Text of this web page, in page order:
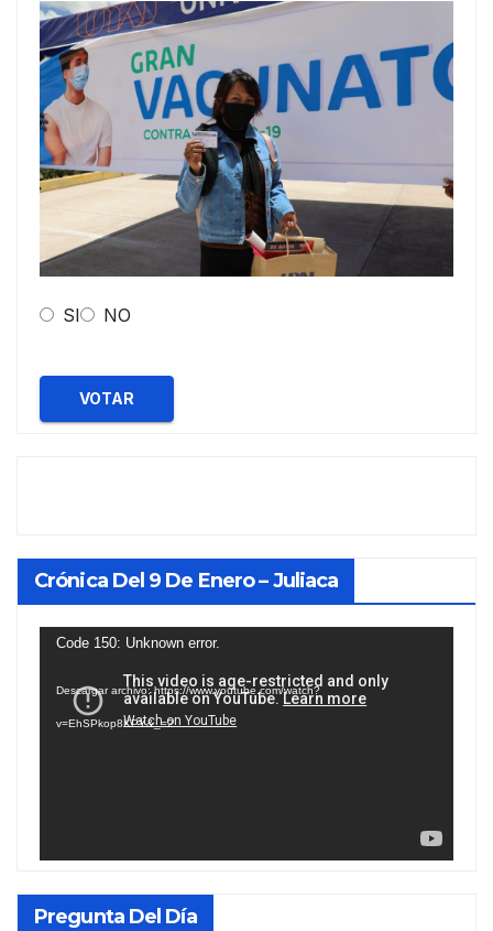
SI NO
VOTAR
Crónica Del 9 De Enero – Juliaca
Reproductor
vídeo
Code 150: Unknown error.
Descargar archivo: https://www.youtube.com/watch?
v=EhSPkop8KPY&_=2
Pregunta Del Día